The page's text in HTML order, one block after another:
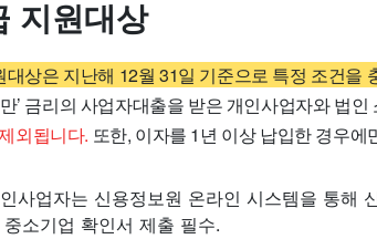
지원대상
대상은 지난해 12월 31일 기준으로 특정 조건을
’ 금리의 사업자대출을 받은 개인사업자와 법인
외됩니다. 또한, 이자를 1년 이상 납입한 경우
사업자는 신용정보원 온라인 시스템을 통해
중소기업 확인서 제출 필수.